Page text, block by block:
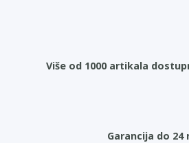
Više od 1000 artikala
Garancija do 24